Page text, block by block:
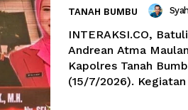
TANAH BUMBU
INTERAKSI.CO,
Andrean Atma
Kapolres Tanah
(15/7/2026).